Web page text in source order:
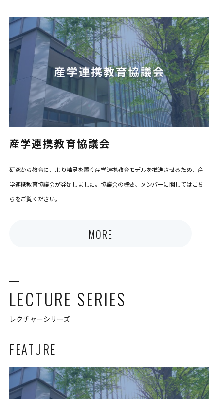
産学連携教育協議会
研究から教育に、より軸足を置く産学連携教育モデルを推進させるため、産
学連携教育協議会が発足しました。協議会の概要、メンバーに関してはこち
らをご覧ください。
MORE
LECTURE SERIES
レクチャーシリーズ
FEATURE